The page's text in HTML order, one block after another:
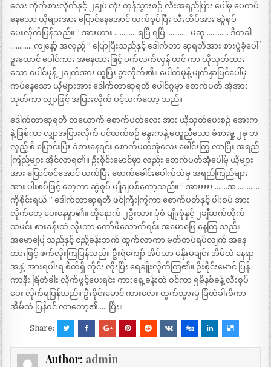
လေး ကိုက်စားလိုက်နှင့် ၂ချပ် လုံး ကုန်သွားစဉ် လီးအရည်ပြား ပေါ်မှ ပေကပ်
နေသော ယိုများအား ပြောင်နေအောင် ယက်စုပ်ပြီး လီးထိပ်အား ဆွဲစုပ်
ပေးလိုက်ပြန်သည်။ ” အားဟား ………… ရပြီ ရပြီ ………… မဆု ………… ဒီတခါ
………… ကျနော့် အလှည့် ” ပြောပြီးသည်နှင့် ဒေါက်တာ ဆုရတီအား စားပွဲခုံပေါ်
ဒူးထောင် ပေါင်ကား အနေထားဖြင့် ပက်လက်လှန် တင် ကာ ယိုသုတ်ထား
သော ပေါင်မုန့် ၂ချက်အား ယူပြီး ခွာလိုက်၏။ ပေါက်မုန့် မျက်နှာပြင်ပေါ်မှ
ကပ်နေသော ယိုများအား ဒေါက်တာဆုရတီ ပေါင်ဂွမှာ စောက်ပတ် အုံအား
သုတ်ကာ လျှာဖြင့် အပြားလိုက် ပင့်ယက်တော့ သည်။
ဒေါက်တာဆုရတီ တယောက် စောက်ပတ်လေး အား ယိုသုတ်ပေးစဉ် အေးက
နဲ့ ဖြစ်ကာ လျှာအပြားလိုက် ပင်ယက်စဉ် နွေးကနဲ့ မတူညီသော ခံစားမှု့ ၂ခု တ
လှည့် စီ ပြောင်းပြီး ခံစားနေရင်း စောက်ပတ်အုံလေး ဖေါင်းကြွ လာပြီး အရည်
ကြည်များ အိုင်လာရ၏။ ဦးစိုင်းမောင်မှာ လည်း စောက်ပတ်အုံပေါ်မှ ယိုများ
အား ပြောင်စင်အောင် ယက်ပြီး စောက်ခေါင်းပေါက်ထဲမှ အရည်ကြည်များ
အား ပါးစပ်ဖြင့် တေ့ကာ ဆွဲစုပ် မျိုချပစ်တော့သည်။ ” အားးးးး …….အ …………
ကိုစိုင်းရယ် ” ဒေါက်တာဆုရတီ ဖင်ကြီးကြွကာ စောက်ပတ်နှင့် ပါးစပ် အား
လိုက်တေ့ ပေးနေရှာ၏။ ထို့နောက် ၂ဦးသား ပုံစံ မျိုးစုံနှင့် ၂ချီဆက်တိုက်
ထမင်း စားခန်းထဲ လိုးကာ ကော်ဖီသောက်ရင်း အမောဖြေ နေကြ သည်။
အမောပြေ သည်နှင့် ဧည့်ခန်းဘက် ထွက်လာကာ မတ်တပ်ရပ်လျက် အနေ
ထားဖြင့် ဖက်လိုးကြပြန်သည်။ ဦးရဲကျော် အိပ်ယာ မနိုးမချင်း အိမ်ထဲ နေရာ
အနှံ့ အားရပါးရ စိတ်ရှိ တိုင်း လိုးပြီး ရေချိုးလိုက်ကြ၏။ ဦးစိုင်းမောင် ပြန်
ကာနီး ခြံတံခါး လိုက်ဖွင့်ပေးရင်း ကားရှေ့ခန်းထဲ ဝင်ကာ ၅မိနစ်ခန့် လီးစုပ်
ပေး လိုက်ရပြန်သည်။ ဦးစိုင်းမောင် ကားလေး ထွက်သွားမှ ခြံတံခါးစိကာ
အိမ်ထဲ ပြန်ဝင် လာတော့၏……ပြီး။
Share:
Author: admin